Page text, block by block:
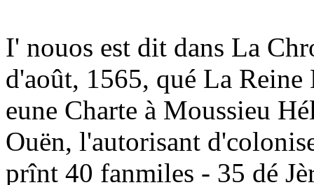
I' nouos est dit dans La
d'août, 1565, qué La
eune Charte à Moussieu
Ouën, l'autorisant
prînt 40 fanmiles - 35 dé